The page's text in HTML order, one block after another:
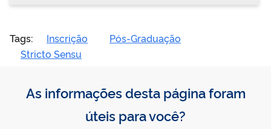
Tags: Inscrição
Pós-Graduação
Stricto Sensu
As informações desta página foram
úteis para você?